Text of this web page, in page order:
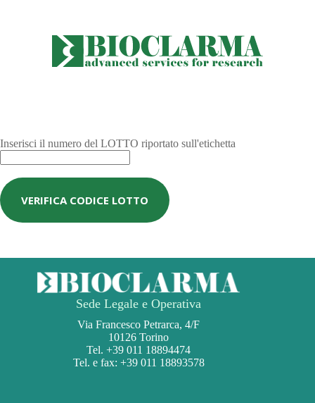
Inserisci il numero del LOTTO riportato sull'etichetta
VERIFICA CODICE LOTTO
Sede Legale e Operativa
Via Francesco Petrarca, 4/F
10126 Torino
Tel. +39 011 18894474
Tel. e fax: +39 011 18893578